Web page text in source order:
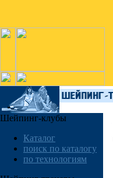
Шейпинг-клубы
Каталог
поиск по каталогу
по технологиям